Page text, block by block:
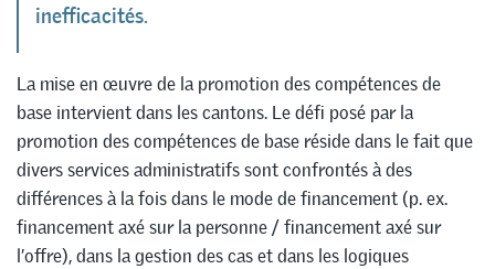
inefficacités.
La mise en œuvre de la promotion des compétences de
base intervient dans les cantons. Le défi posé par la
promotion des compétences de base réside dans le fait que
divers services administratifs sont confrontés à des
différences à la fois dans le mode de financement (p. ex.
financement axé sur la personne / financement axé sur
l’offre), dans la gestion des cas et dans les logiques